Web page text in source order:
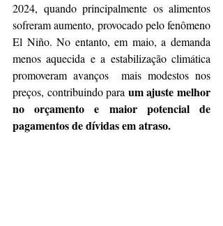
2024, quando principalmente os alimentos
sofreram aumento, provocado pelo fenômeno
El Niño. No entanto, em maio, a demanda
menos aquecida e a estabilização climática
promoveram avanços  mais modestos nos
preços, contribuindo para um ajuste melhor
no orçamento e maior potencial de
pagamentos de dívidas em atraso.